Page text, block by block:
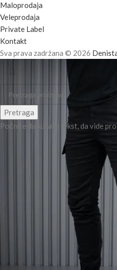
Maloprodaja
Veleprodaja
Private Label
Kontakt
Sva prava zadržana © 2026
Pretraga
Počnite da kucate tekst, da vide